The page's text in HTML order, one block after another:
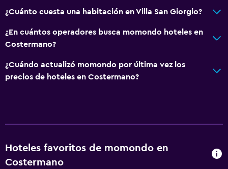
¿Cuánto cuesta una habitación en Villa San Giorgio?
¿En cuántos operadores busca momondo hoteles en
Costermano?
¿Cuándo actualizó momondo por última vez los
precios de hoteles en Costermano?
Hoteles favoritos de momondo en
Costermano